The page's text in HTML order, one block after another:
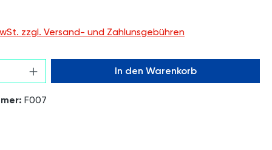
zzgl. Versand- und Zahlunsgebühren
Anzahl: Gib den gewünschten Wert
In den Warenkorb
F007